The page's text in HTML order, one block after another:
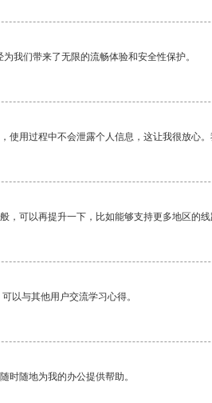
我们带来了无限的流畅体验和安全性保护。
使用过程中不会泄露个人信息，这让我很放心
，可以再提升一下，比如能够支持更多地区的线
以与其他用户交流学习心得。
时随地为我的办公提供帮助。